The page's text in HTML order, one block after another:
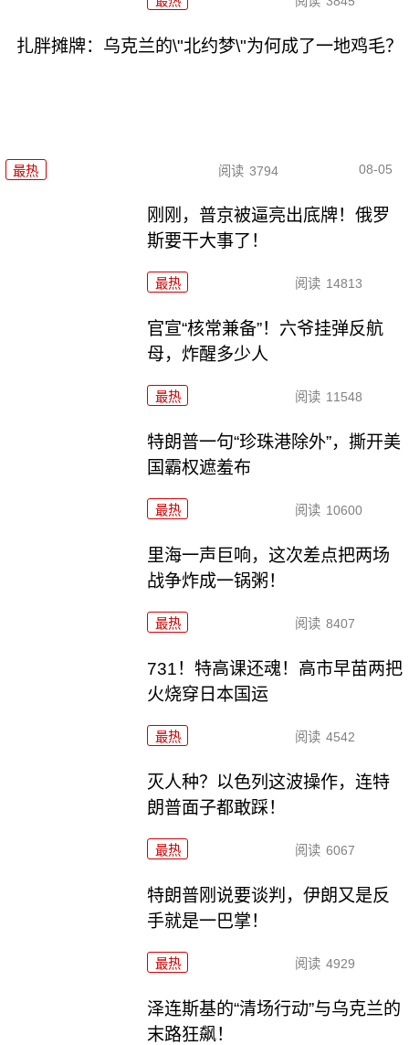
扎胖摊牌：乌克兰的\"北约梦\"为何成了一地鸡毛？
最热 阅读 3794 08-05
刚刚，普京被逼亮出底牌！俄罗
斯要干大事了！
最热 阅读 14813
官宣“核常兼备”！六爷挂弹反航
母，炸醒多少人
最热 阅读 11548
特朗普一句“珍珠港除外”，撕开美
国霸权遮羞布
最热 阅读 10600
里海一声巨响，这次差点把两场
战争炸成一锅粥！
最热 阅读 8407
731！特高课还魂！高市早苗两把
火烧穿日本国运
最热 阅读 4542
灭人种？以色列这波操作，连特
朗普面子都敢踩！
最热 阅读 6067
特朗普刚说要谈判，伊朗又是反
手就是一巴掌！
最热 阅读 4929
泽连斯基的“清场行动”与乌克兰的
末路狂飙！